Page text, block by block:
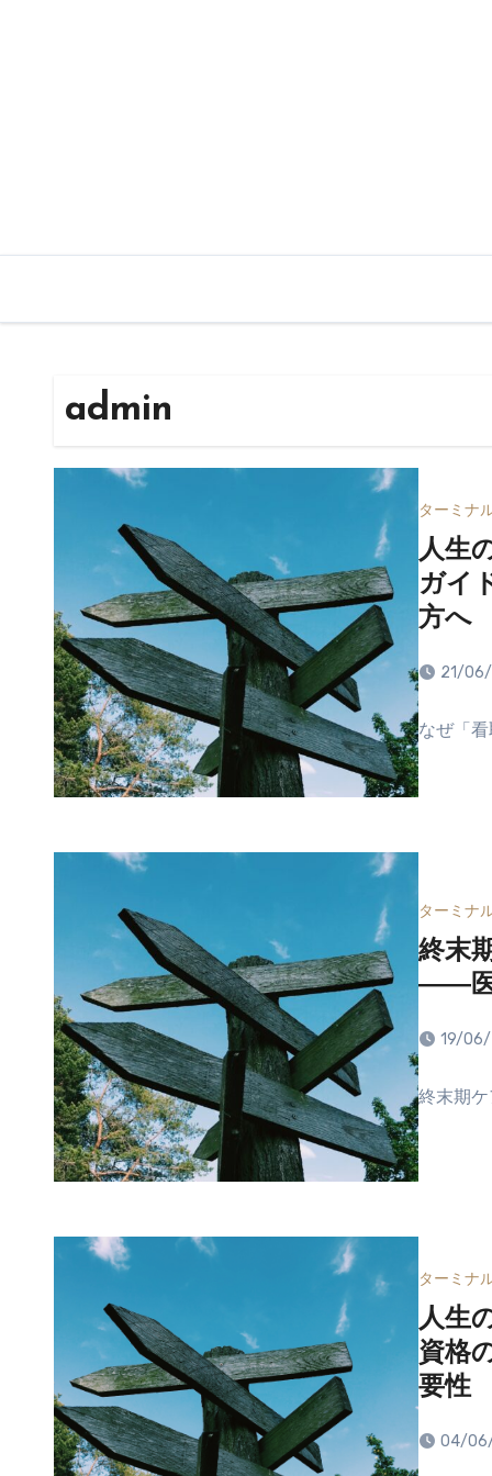
admin
ターミナ
人生
ガイ
方へ
21/
なぜ「
ターミナ
終末
――医
19/
終末期
ターミナ
人生
資格
要性
04/